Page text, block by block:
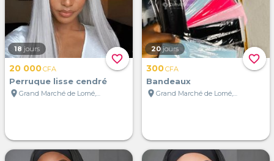
favorite_border
18 jours
20 000CFA
Perruque lisse cendré
location_on
Grand Marché de Lomé, Lomé, Togo
favorite_border
20 jours
300CFA
Bandeaux
location_on
Grand Marché de Lomé, Lomé, Togo